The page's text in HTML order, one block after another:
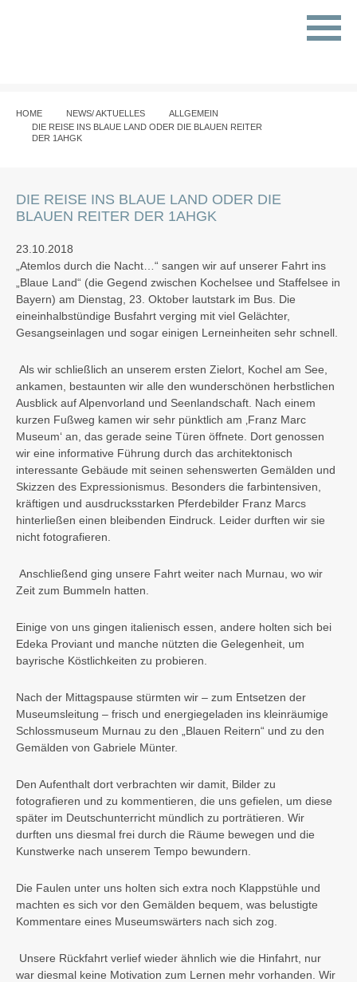
HOME NEWS/ AKTUELLES
ALLGEMEIN
DIE REISE INS BLAUE LAND ODER DIE BLAUEN REITER
DER 1AHGK
DIE REISE INS BLAUE LAND ODER DIE
BLAUEN REITER DER 1AHGK
23.10.2018
„Atemlos durch die Nacht…“ sangen wir auf unserer Fahrt ins
„Blaue Land“ (die Gegend zwischen Kochelsee und Staffelsee in
Bayern) am Dienstag, 23. Oktober lautstark im Bus. Die
eineinhalbstündige Busfahrt verging mit viel Gelächter,
Gesangseinlagen und sogar einigen Lerneinheiten sehr schnell.
Als wir schließlich an unserem ersten Zielort, Kochel am See,
ankamen, bestaunten wir alle den wunderschönen herbstlichen
Ausblick auf Alpenvorland und Seenlandschaft. Nach einem
kurzen Fußweg kamen wir sehr pünktlich am ‚Franz Marc
Museum‘ an, das gerade seine Türen öffnete. Dort genossen
wir eine informative Führung durch das architektonisch
interessante Gebäude mit seinen sehenswerten Gemälden und
Skizzen des Expressionismus. Besonders die farbintensiven,
kräftigen und ausdrucksstarken Pferdebilder Franz Marcs
hinterließen einen bleibenden Eindruck. Leider durften wir sie
nicht fotografieren.
Anschließend ging unsere Fahrt weiter nach Murnau, wo wir
Zeit zum Bummeln hatten.
Einige von uns gingen italienisch essen, andere holten sich bei
Edeka Proviant und manche nützten die Gelegenheit, um
bayrische Köstlichkeiten zu probieren.
Nach der Mittagspause stürmten wir – zum Entsetzen der
Museumsleitung – frisch und energiegeladen ins kleinräumige
Schlossmuseum Murnau zu den „Blauen Reitern“ und zu den
Gemälden von Gabriele Münter.
Den Aufenthalt dort verbrachten wir damit, Bilder zu
fotografieren und zu kommentieren, die uns gefielen, um diese
später im Deutschunterricht mündlich zu porträtieren. Wir
durften uns diesmal frei durch die Räume bewegen und die
Kunstwerke nach unserem Tempo bewundern.
Die Faulen unter uns holten sich extra noch Klappstühle und
machten es sich vor den Gemälden bequem, was belustigte
Kommentare eines Museumswärters nach sich zog.
Unsere Rückfahrt verlief wieder ähnlich wie die Hinfahrt, nur
war diesmal keine Motivation zum Lernen mehr vorhanden. Wir